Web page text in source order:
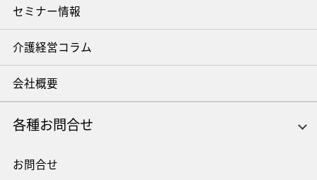
セミナー情報
介護経営コラム
会社概要
各種お問合せ
お問合せ